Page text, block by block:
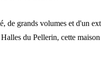
de grands volumes et d'un
du Pellerin, cette